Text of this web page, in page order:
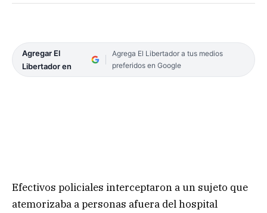
Agregar El
Libertador en
Agrega El Libertador a tus medios
preferidos en Google
Efectivos policiales interceptaron a un sujeto que
atemorizaba a personas afuera del hospital